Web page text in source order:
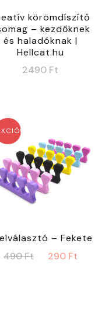
körömdíszítő
– kezdőknek
és haladóknak |
Hellcat.hu
2490 Ft
– Fekete
490Ft
Original
290 Ft